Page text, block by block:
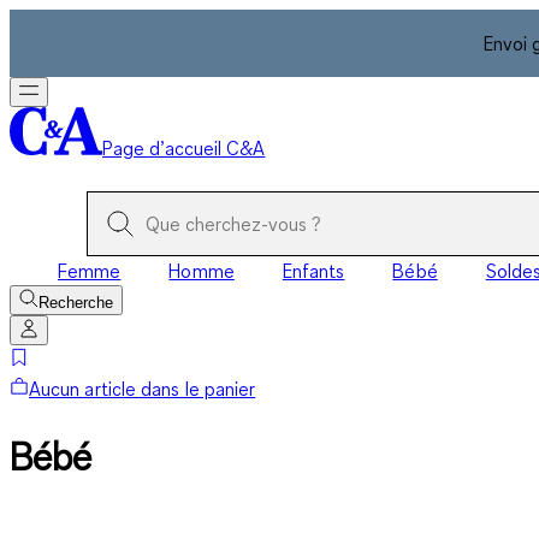
Envoi
Page d’accueil C&A
Femme Homme Enfants Bébé Soldes
Recherche
Aucun article dans le panier
Bébé